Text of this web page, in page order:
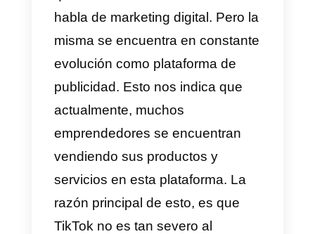
se ha utilizado para vender por
internet. Tampoco es la primera
que viene a la mente cuando se
habla de marketing digital. Pero
misma se encuentra en
evolución como plataforma de